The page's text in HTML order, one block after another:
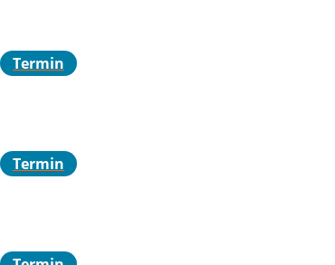
Termin
Termin